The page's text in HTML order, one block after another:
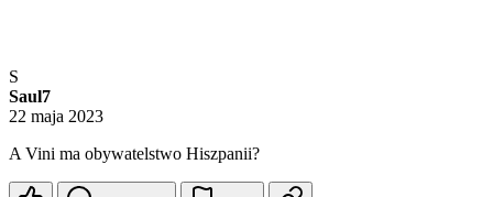
S
Saul7
22 maja 2023
A Vini ma obywatelstwo Hiszpanii?